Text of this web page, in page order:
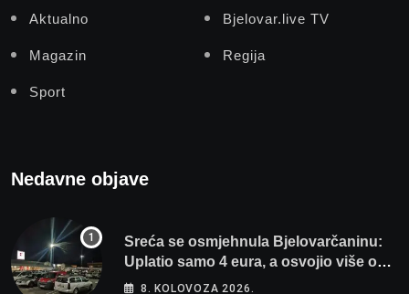
Aktualno Bjelovar.live TV
Magazin Regija
Sport
Nedavne objave
Sreća se osmjehnula Bjelovarčaninu:
Uplatio samo 4 eura, a osvojio više od
80 tisuća eura
8. KOLOVOZA 2026.